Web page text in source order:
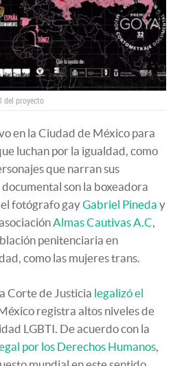
del proyecto
en la Ciudad de México para
luchan por la igualdad, como
que narran sus
son la boxeadora
el fotógrafo gayGabriel Pineda y
Almas Cautivas A.C
penitenciaria en
como las mujeres trans.
Corte de Justicia legalizó el
México registra altos niveles de
LGBTI. De acuerdo con la
por los Derechos Humanos